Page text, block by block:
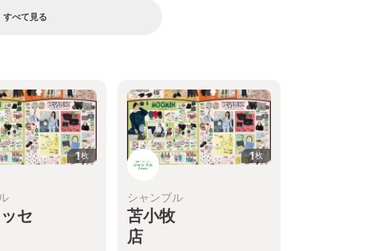
すべて見る
1枚
セ
1枚
シャンブル
苫小牧
店